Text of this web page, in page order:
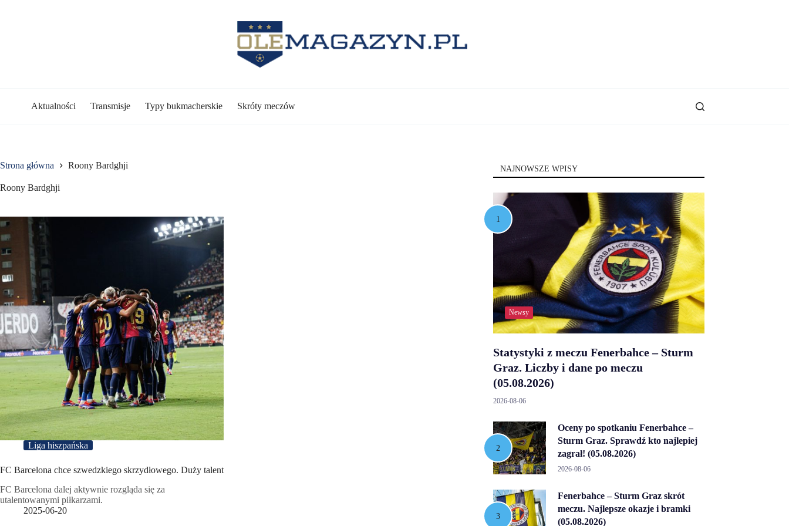
Aktualności Transmisje Typy bukmacherskie Skróty meczów
Strona główna Roony Bardghji
Roony Bardghji
Liga hiszpańska
FC Barcelona chce szwedzkiego skrzydłowego. Duży talent
FC Barcelona dalej aktywnie rozgląda się za
utalentowanymi piłkarzami.
2025-06-20
NAJNOWSZE WPISY
Newsy
Statystyki z meczu Fenerbahce – Sturm
Graz. Liczby i dane po meczu
(05.08.2026)
2026-08-06
Oceny po spotkaniu Fenerbahce –
Sturm Graz. Sprawdź kto najlepiej
zagrał! (05.08.2026)
2026-08-06
Fenerbahce – Sturm Graz skrót
meczu. Najlepsze okazje i bramki
(05.08.2026)